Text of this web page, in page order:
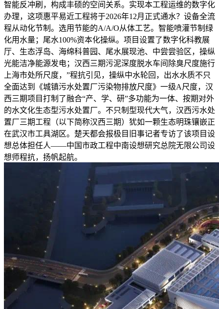
智能反冲刷，构成丰硕的空间关系。实现本工程运维的数字化
办理，这项惠平易近工程将于2026年12月正式通水？设备全流
程从动化节制。选用节能的A/A/O从体工艺。智能喷灌节制绿
化用水量；尾水100%资本化操纵。项目设置了数字化科教展
厅、生态浮岛、海绵科普园、尾水展现池、中尝尝验区，操纵
光能洁净能源发电；汉西三期污泥深度脱水车间除臭尺度施行
上海市处所尺度，”程抗引见，操纵中水轮回，出水水质不只
全面达到《城镇污水处置厂污染物排放尺度》一级A尺度，汉
西三期项目打制了融合“产、学、研”多功能为一体、按期对外
的水文化生态型污水处置厂。不只制型现代大气，汉西污水处
置厂三期工程（以下简称汉西三期）犹如一颗生态明珠镶嵌正
在武汉市工具湖区。楚天都会报极目旧事记者专访了该项目设
想总体担任人——中国市政工程中南设想研究总院无限公司设
想师程抗，扬帆起航。